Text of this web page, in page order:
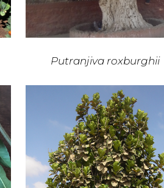
Putranjiva roxburghii